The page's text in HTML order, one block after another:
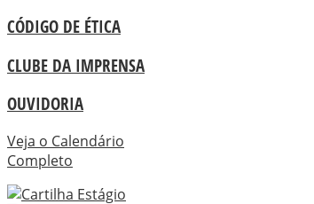
CÓDIGO DE ÉTICA
CLUBE DA IMPRENSA
OUVIDORIA
Veja o Calendário
Completo